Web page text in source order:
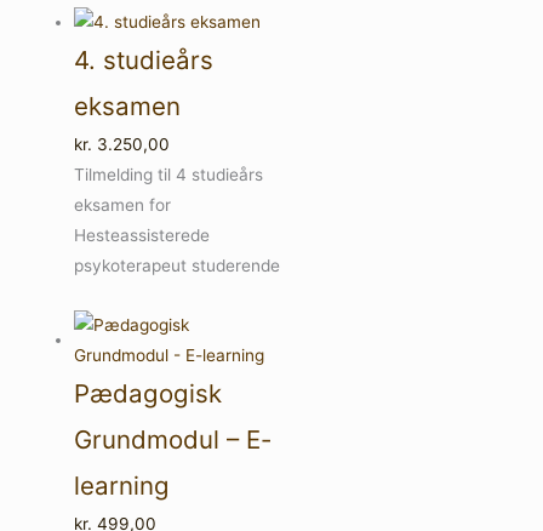
4. studieårs
eksamen
kr. 3.250,00
Tilmelding til 4 studieårs
eksamen for
Hesteassisterede
psykoterapeut studerende
Pædagogisk
Grundmodul – E-
learning
kr. 499,00